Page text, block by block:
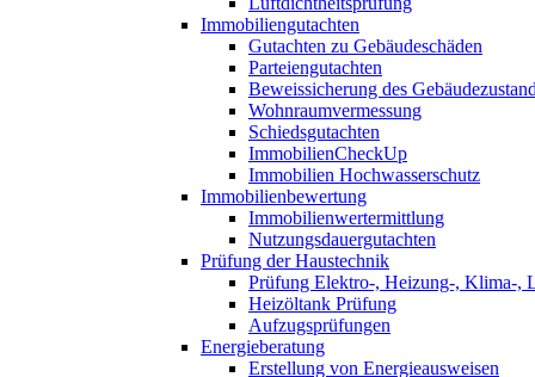
Immobiliengutachten
Gutachten zu Gebäudeschäden
Parteiengutachten
Beweissicherung des
Wohnraumvermessung
Schiedsgutachten
ImmobilienCheckUp
Immobilien Hochwasserschutz
Immobilienbewertung
Immobilienwertermittlung
Nutzungsdauergutachten
Prüfung der Haustechnik
Prüfung Elektro-, Heizung-, Klima-,
Heizöltank Prüfung
Aufzugsprüfungen
Energieberatung
Erstellung von Energieausweisen